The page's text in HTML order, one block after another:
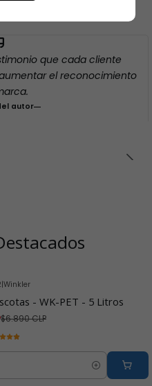
que cada cliente
el reconocimiento
autor
|Winkler
- WK-PET - 5 Litros
$6.890 CLP